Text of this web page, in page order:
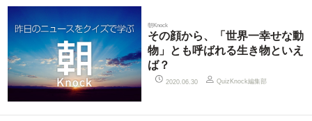
朝Knock
その顔から、「世界一幸せな動
物」とも呼ばれる生き物といえ
ば？
2020.06.30 QuizKnock編集部